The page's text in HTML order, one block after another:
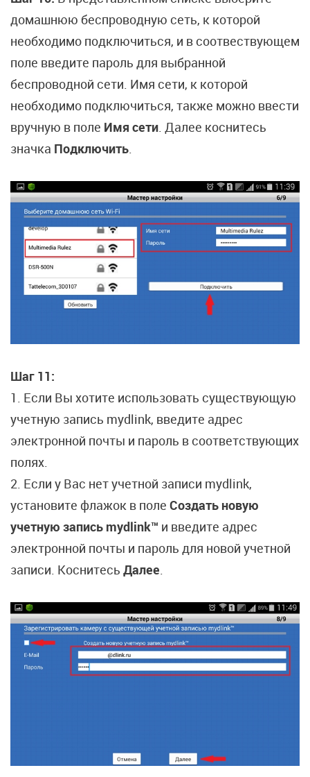
домашнюю беспроводную сеть, к которой
необходимо подключиться, и в соотвествующем
поле введите пароль для выбранной
беспроводной сети. Имя сети, к которой
необходимо подключиться, также можно ввести
вручную в поле Имя сети. Далее коснитесь
значка Подключить.
Шаг 11:
1. Если Вы хотите использовать существующую
учетную запись mydlink, введите адрес
электронной почты и пароль в соответствующих
полях.
2. Если у Вас нет учетной записи mydlink,
установите флажок в поле Создать новую
учетную запись mydlink™ и введите адрес
электронной почты и пароль для новой учетной
записи. Коснитесь Далее.